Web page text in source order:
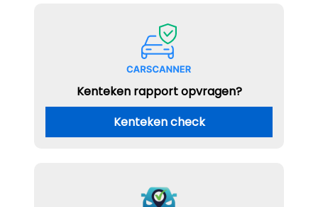
Kenteken rapport opvragen?
Kenteken check